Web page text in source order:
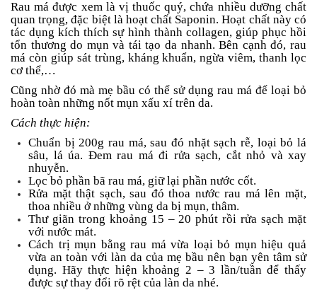
Rau má được xem là vị thuốc quý, chứa nhiều dưỡng chất
quan trọng, đặc biệt là hoạt chất Saponin. Hoạt chất này có
tác dụng kích thích sự hình thành collagen, giúp phục hồi
tổn thương do mụn và tái tạo da nhanh. Bên cạnh đó, rau
má còn giúp sát trùng, kháng khuẩn, ngừa viêm, thanh lọc
cơ thể,…
Cũng nhờ đó mà mẹ bầu có thể sử dụng rau má để loại bỏ
hoàn toàn những nốt mụn xấu xí trên da.
Cách thực hiện:
Chuẩn bị 200g rau má, sau đó nhặt sạch rễ, loại bỏ lá
sâu, lá úa. Đem rau má đi rửa sạch, cắt nhỏ và xay
nhuyễn.
Lọc bỏ phần bã rau má, giữ lại phần nước cốt.
Rửa mặt thật sạch, sau đó thoa nước rau má lên mặt,
thoa nhiều ở những vùng da bị mụn, thâm.
Thư giãn trong khoảng 15 – 20 phút rồi rửa sạch mặt
với nước mát.
Cách trị mụn bằng rau má vừa loại bỏ mụn hiệu quả
vừa an toàn với làn da của mẹ bầu nên bạn yên tâm sử
dụng. Hãy thực hiện khoảng 2 – 3 lần/tuần để thấy
được sự thay đổi rõ rệt của làn da nhé.